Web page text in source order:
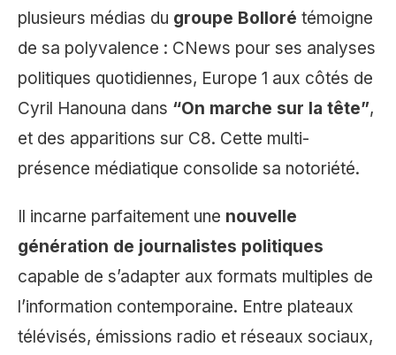
plusieurs médias du groupe Bolloré témoigne
de sa polyvalence : CNews pour ses analyses
politiques quotidiennes, Europe 1 aux côtés de
Cyril Hanouna dans “On marche sur la tête”,
et des apparitions sur C8. Cette multi-
présence médiatique consolide sa notoriété.
Il incarne parfaitement une nouvelle
génération de journalistes politiques
capable de s’adapter aux formats multiples de
l’information contemporaine. Entre plateaux
télévisés, émissions radio et réseaux sociaux,